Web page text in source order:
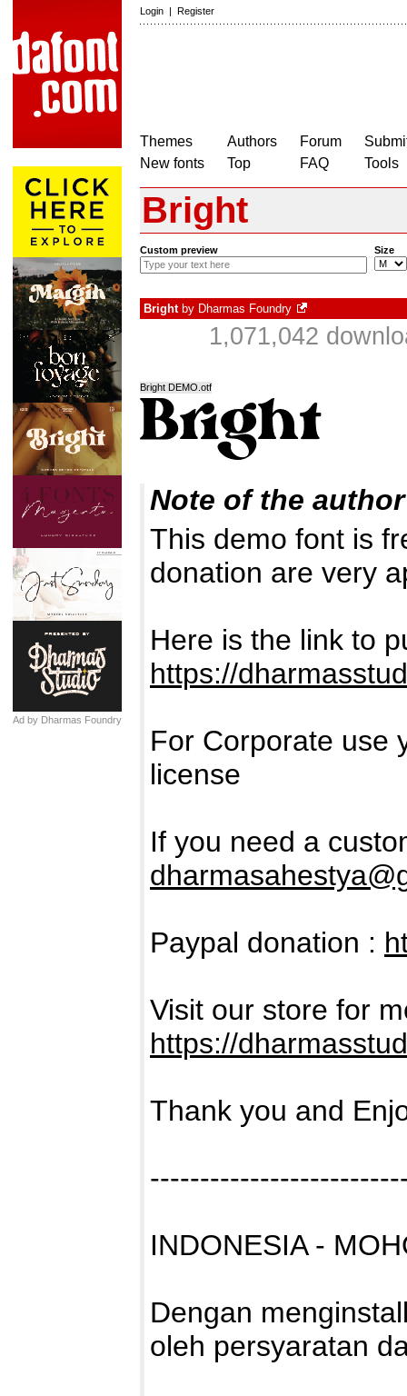
Login | Register
Themes
New fonts
Authors
Top
Forum
FAQ
Tools
Ad by Dharmas Foundry
Bright
Custom preview Size
Brightby Dharmas Foundry
1,071,042
Bright DEMO.otf
Note of the author
This demo font is
donation are very
Here is the link to
https://
For Corporate use
license
If you need a
Paypal donation :
Visit our store for
https://
Thank you and
INDONESIA -
Dengan
oleh persyaratan